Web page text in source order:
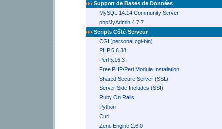
Support de Bases de Données
MySQL 14.14 Community Server
phpMyAdmin 4.7.7
Scripts Côté-Serveur
CGI (personal cgi-bin)
PHP 5.6.38
Perl 5.16.3
Free PHP/Perl Module Installation
Shared Secure Server (SSL)
Server Side Includes (SSI)
Ruby On Rails
Python
Curl
Zend Engine 2.6.0